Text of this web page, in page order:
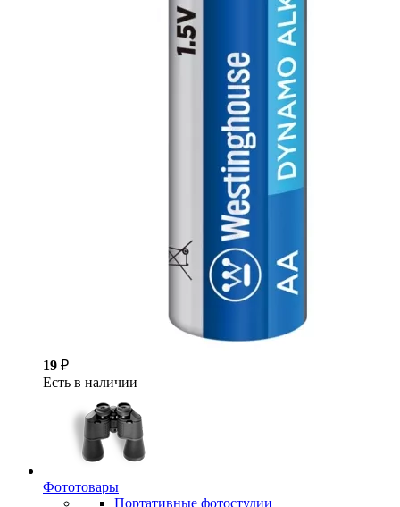
19 ₽
Есть в наличии
Фототовары
Портативные фотостудии